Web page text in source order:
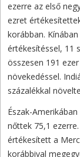
ezerre az első
ezret
korábban.
értékesítéssel, 11
összesen 191
növekedéssel.
százalékkal
Észak-
nőttek 75,1
értékesített a
korábbival